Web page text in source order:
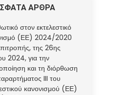
ΑΡΘΡΑ
στον εκτελεστικό
(ΕΕ) 2024/2020
της 26ης
2024, για την
και τη διόρθωση
III του
κανονισμού (ΕΕ)